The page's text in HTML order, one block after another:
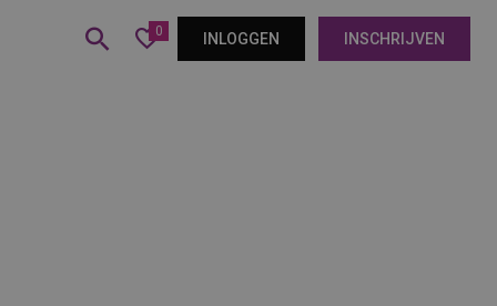
0 INLOGGEN INSCHRIJVEN